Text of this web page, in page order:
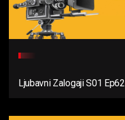
Ljubavni Zalogaji S01 Ep62